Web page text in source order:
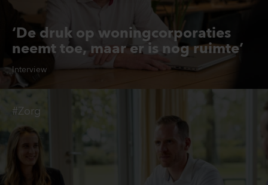
‘De druk op woningcorporaties
neemt toe, maar er is nog ruimte’
Interview
#Zorg